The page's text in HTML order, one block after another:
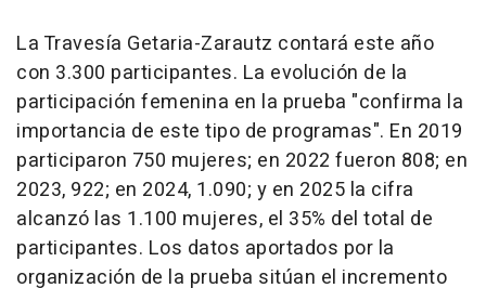
La Travesía Getaria-Zarautz contará este año
con 3.300 participantes. La evolución de la
participación femenina en la prueba "confirma la
importancia de este tipo de programas". En 2019
participaron 750 mujeres; en 2022 fueron 808; en
2023, 922; en 2024, 1.090; y en 2025 la cifra
alcanzó las 1.100 mujeres, el 35% del total de
participantes. Los datos aportados por la
organización de la prueba sitúan el incremento